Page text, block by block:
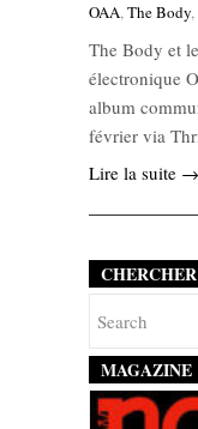
OAA,The Body,
The Body et
électronique
album
février via
Lire la suite →
CHERCHER
MAGAZINE